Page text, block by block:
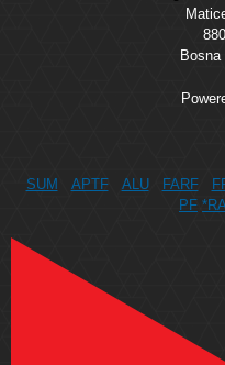
SUM APTF ALU FARF
PF